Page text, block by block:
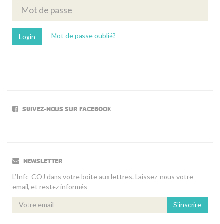
Mot de passe oublié?
SUIVEZ-NOUS SUR FACEBOOK
NEWSLETTER
L’Info-COJ dans votre boîte aux lettres. Laissez-nous votre
email, et restez informés
S'inscrire